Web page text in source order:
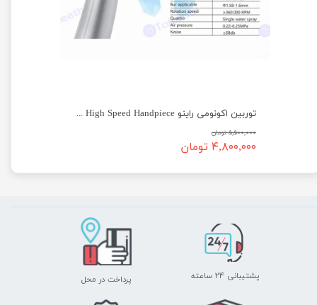
توربین اکونومی راینو Rhino Economic High Speed Handpiece
۵,۵۰۰,۰۰۰ تومان
۴,۸۰۰,۰۰۰ تومان
پشتیبانی ۲۴ ساعته پرداخت در محل